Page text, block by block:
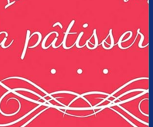
décoratifs